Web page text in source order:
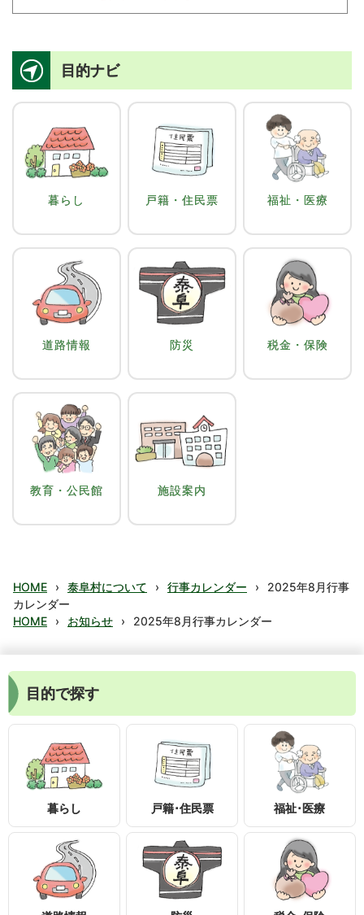
目的ナビ
暮らし 戸籍・住民票 福祉・医療
道路情報 防災 税金・保険
教育・公民館 施設案内
HOME › 泰阜村について › 行事カレンダー ›
2025年8月行事
カレンダー
HOME
› お知らせ › 2025年8月行事カレンダー
目的で探す
暮らし 戸籍･住民票 福祉･医療
〒399-1895
長野県下伊那郡泰阜村3236-1
0260-26-2111